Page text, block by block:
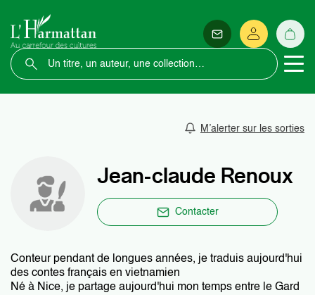
M’alerter sur les sorties
Jean-claude Renoux
Contacter
Conteur pendant de longues années, je traduis aujourd'hui
des contes français en vietnamien
Né à Nice, je partage aujourd'hui mon temps entre le Gard